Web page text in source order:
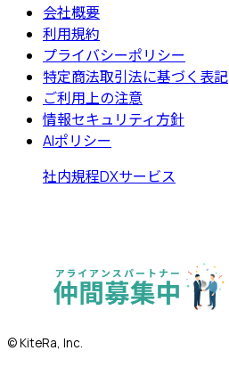
会社概要
利用規約
プライバシーポリシー
特定商法取引法に基づく表記
ご利用上の注意
情報セキュリティ方針
AIポリシー
社内規程DXサービス
© KiteRa, Inc.